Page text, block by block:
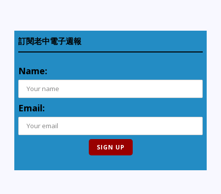
訂閱老中電子週報
Name:
Email: